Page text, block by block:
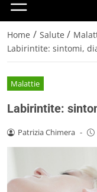
Home / Salute /
Labirintite: sintomi,
Malattie
Labirintite:
Patrizia Chimera -